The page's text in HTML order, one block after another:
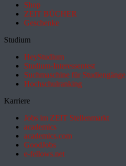
Shop
ZEIT BÜCHER
Geschenke
Studium
HeyStudium
Studium-Interessentest
Suchmaschine für Studiengänge
Hochschulranking
Karriere
Jobs im ZEIT Stellenmarkt
academics
academics.com
GoodJobs
e-fellows.net